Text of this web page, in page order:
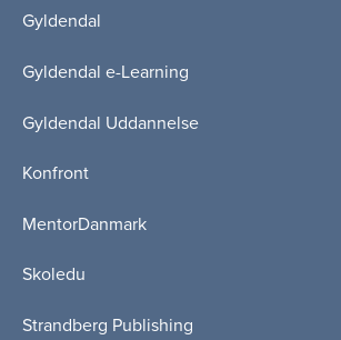
Gyldendal
Gyldendal e-Learning
Gyldendal Uddannelse
Konfront
MentorDanmark
Skoledu
Strandberg Publishing